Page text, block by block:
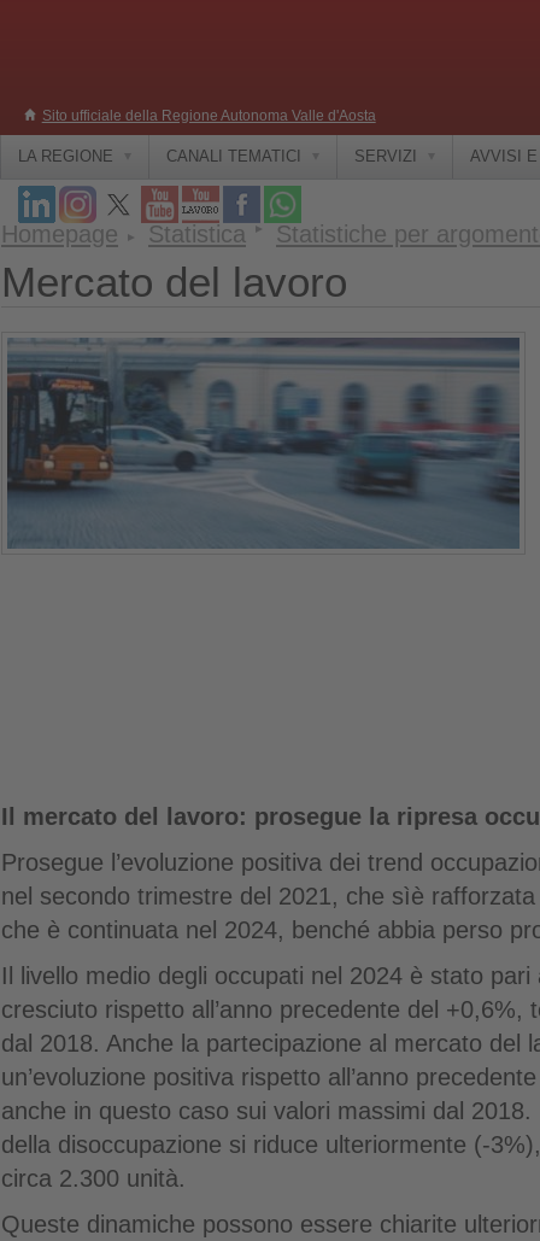
Sito ufficiale della Regione Autonoma Valle d'Aosta
LA REGIONE CANALI TEMATICI SERVIZI AVVISI
Homepage Statistica Statistiche per
Mercato del lavoro
Il mercato del lavoro: prosegue la ripresa
Prosegue l’evoluzione positiva dei trend
nel secondo trimestre del 2021, che sìè
che è continuata nel 2024, benché abbia perso
Il livello medio degli occupati nel 2024 è stato
cresciuto rispetto all’anno precedente del +0,6%,
dal 2018. Anche la partecipazione al mercato del
un’evoluzione positiva rispetto all’anno
anche in questo caso sui valori massimi dal 2018.
della disoccupazione si riduce ulteriormente (-
circa 2.300 unità.
Queste dinamiche possono essere chiarite